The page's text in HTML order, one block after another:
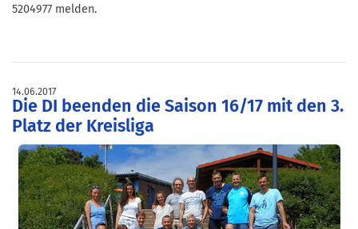
5204977 melden.
14.06.2017
Die DI beenden die Saison 16/17 mit den 3.
Platz der Kreisliga